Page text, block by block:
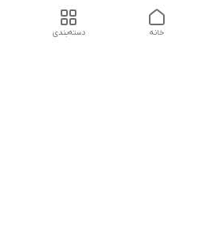
دسته‌بندی خانه